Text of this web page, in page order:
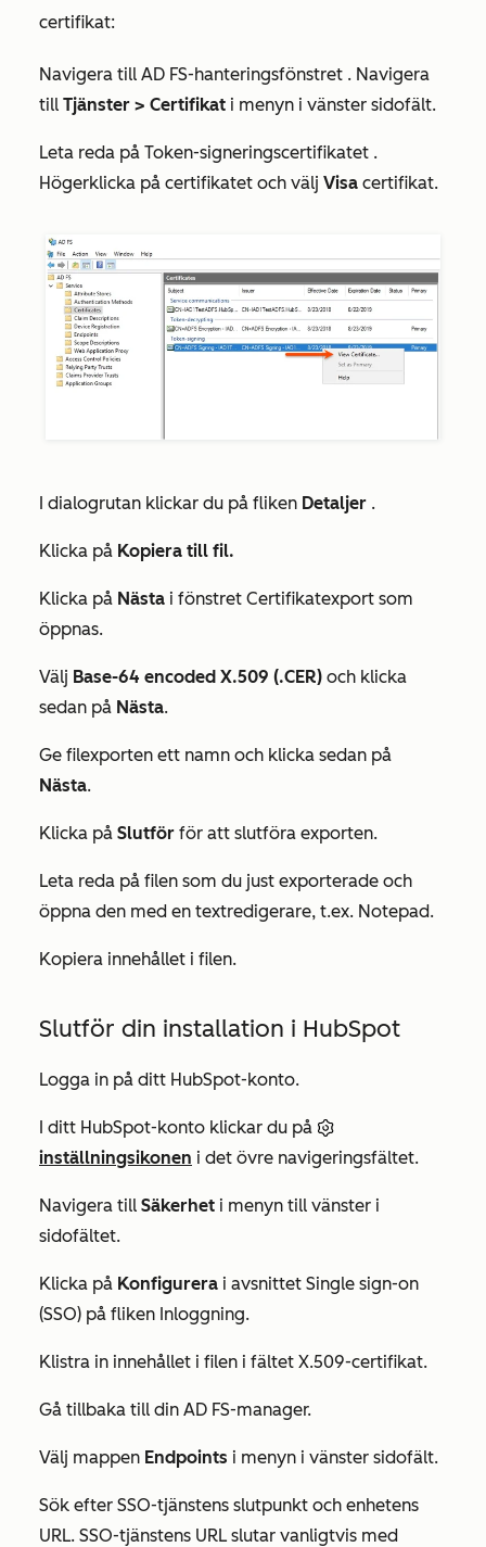
certifikat:
Navigera till AD FS-hanteringsfönstret . Navigera
till Tjänster > Certifikat i menyn i vänster sidofält.
Leta reda på Token-signeringscertifikatet .
Högerklicka på certifikatet och välj Visa certifikat.
I dialogrutan klickar du på fliken Detaljer .
Klicka på Kopiera till fil.
Klicka på Nästa i fönstret Certifikatexport som
öppnas.
Välj Base-64 encoded X.509 (.CER) och klicka
sedan på Nästa.
Ge filexporten ett namn och klicka sedan på
Nästa.
Klicka på Slutför för att slutföra exporten.
Leta reda på filen som du just exporterade och
öppna den med en textredigerare, t.ex. Notepad.
Kopiera innehållet i filen.
Slutför din installation i HubSpot
Logga in på ditt HubSpot-konto.
I ditt HubSpot-konto klickar du på
inställningsikonen i det övre navigeringsfältet.
Navigera till Säkerhet i menyn till vänster i
sidofältet.
Klicka på Konfigurera i avsnittet Single sign-on
(SSO) på fliken Inloggning.
Klistra in innehållet i filen i fältet X.509-certifikat.
Gå tillbaka till din AD FS-manager.
Välj mappen Endpoints i menyn i vänster sidofält.
Sök efter SSO-tjänstens slutpunkt och enhetens
URL. SSO-tjänstens URL slutar vanligtvis med